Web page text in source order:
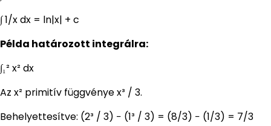
∫ 1/x dx = ln|x| + c
Példa határozott integrálra:
∫₁² x² dx
Az x² primitív függvénye x³ / 3.
Behelyettesítve: (2³ / 3) − (1³ / 3) = (8/3) − (1/3) = 7/3